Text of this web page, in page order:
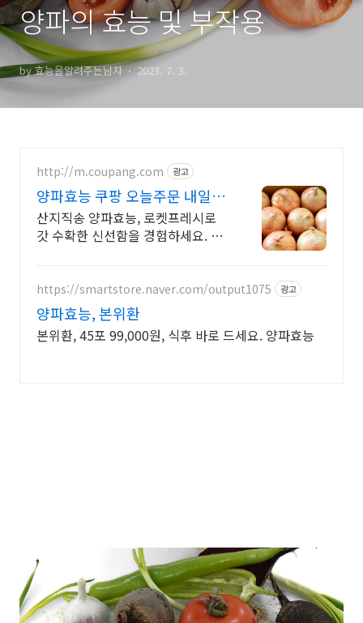
양파의 효능 및 부작용
by 효능을알려주는남자 2023. 7. 3.
http://m.coupang.com 광고
양파효능 쿠팡 오늘주문 내일도
착 로켓프레시
산지직송 양파효능, 로켓프레시로
갓 수확한 신선함을 경험하세요. 맛
https://smartstore.naver.com/output1075 광고
양파효능, 본위환
본위환, 45포 99,000원, 식후 바로 드세요. 양파효능